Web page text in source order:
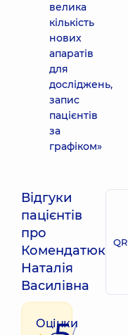
велика
кількість
нових
апаратів
для
досліджень,
запис
пацієнтів
за
графіком»
Відгуки
пацієнтів
про
Комендатюк
Наталія
Василівна
QR
Оцінки
/